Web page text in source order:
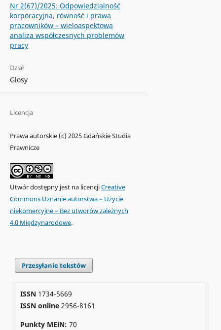
Nr 2(67)/2025: Odpowiedzialność
korporacyjna, równość i prawa
pracowników – wieloaspektowa
analiza współczesnych problemów
pracy
Dział
Glosy
Licencja
Prawa autorskie (c) 2025 Gdańskie Studia
Prawnicze
Utwór dostępny jest na licencjiCreative
Commons Uznanie autorstwa – Użycie
niekomercyjne – Bez utworów zależnych
4.0 Międzynarodowe.
Przesyłanie tekstów
ISSN 1734-5669
ISSN online2956-8161
Punkty MEiN: 70